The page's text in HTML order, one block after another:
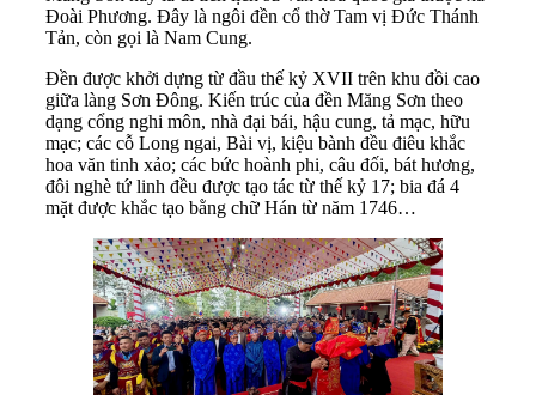
Đoài Phương. Đây là ngôi đền cổ thờ Tam vị Đức Thánh
Tản, còn gọi là Nam Cung.
Đền được khởi dựng từ đầu thế kỷ XVII trên khu đồi cao
giữa làng Sơn Đông. Kiến trúc của đền Măng Sơn theo
dạng cổng nghi môn, nhà đại bái, hậu cung, tả mạc, hữu
mạc; các cỗ Long ngai, Bài vị, kiệu bành đều điêu khắc
hoa văn tinh xảo; các bức hoành phi, câu đối, bát hương,
đôi nghè tứ linh đều được tạo tác từ thế kỷ 17; bia đá 4
mặt được khắc tạo bằng chữ Hán từ năm 1746…